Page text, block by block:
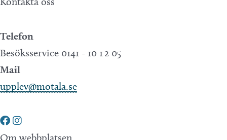
Telefon
Besöksservice 0141 - 10 1 2 05
Mail
upplev@motala.se
Om webbplatsen